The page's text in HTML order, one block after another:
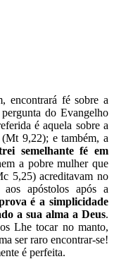
encontrará fé sobre a
do Evangelho
é aquela sobre a
(Mt 9,22); e também, a
semelhante fé em
a pobre mulher que
5,25) acreditavam no
apóstolos após a
é a simplicidade
a sua alma a Deus.
Lhe tocar no manto,
ser raro encontrar-se!
é perfeita.